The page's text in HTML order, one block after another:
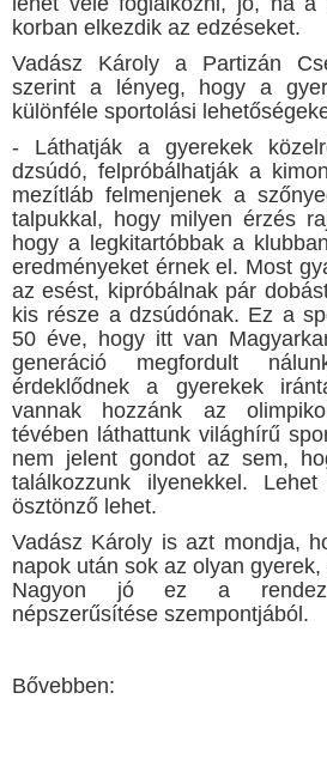
korban elkezdik az edzéseket.
Vadász Károly a Partizán
szerint a lényeg, hogy a
különféle sportolási
- Láthatják a gyerekek
dzsúdó, felpróbálhatják a
mezítláb felmenjenek a
talpukkal, hogy milyen érzés
hogy a legkitartóbbak a
eredményeket érnek el. Most
az esést, kipróbálnak pár
kis része a dzsúdónak. Ez a
50 éve, hogy itt van
generáció megfordult
érdeklődnek a gyerekek
vannak hozzánk az
tévében láthattunk világhírű
nem jelent gondot az sem,
találkozzunk ilyenekkel.
ösztönző lehet.
Vadász Károly is azt mondja,
napok után sok az olyan
Nagyon jó ez a
népszerűsítése szempontjából.
Bővebben: